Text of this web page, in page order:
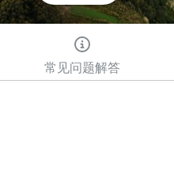
常见问题解答